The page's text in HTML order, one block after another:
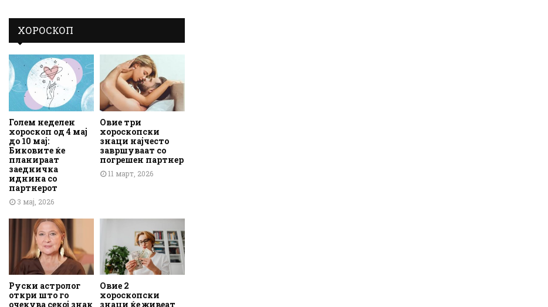
ХОРОСКОП
Голем неделен
хороскоп од 4 мај
до 10 мај:
Биковите ќе
планираат
заедничка
иднина со
партнерот
3 мај, 2026
Овие три
хороскопски
знаци најчесто
завршуваат со
погрешен партнер
11 март, 2026
Руски астролог
откри што го
очекува секој знак
Овие 2
хороскопски
знаци ќе живеат